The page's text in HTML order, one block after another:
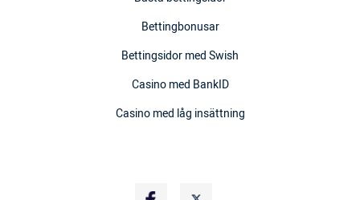
Bettingbonusar
Bettingsidor med Swish
Casino med BankID
Casino med låg insättning